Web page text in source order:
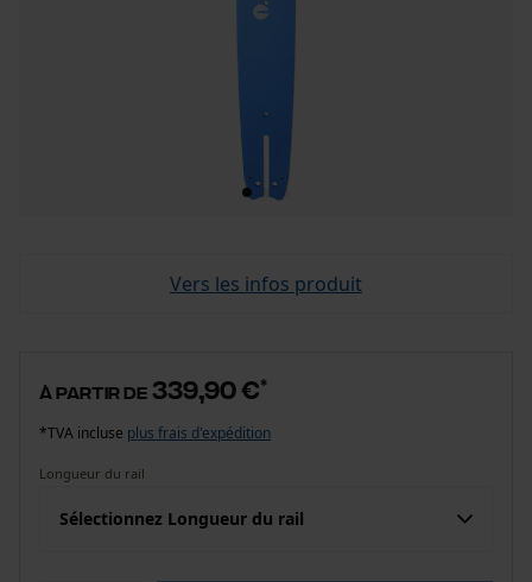
Vers les infos produit
à partir de 339,90 €*
*TVA incluse plus frais d'expédition
Longueur du rail
Sélectionnez Longueur du rail